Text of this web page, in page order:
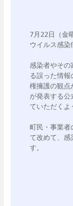
7月22日（金
ウイルス感染
感染者やその
る誤った情報
権擁護の観点
が発表する公
ていただくよ
町民・事業者
て改めて、感
す。